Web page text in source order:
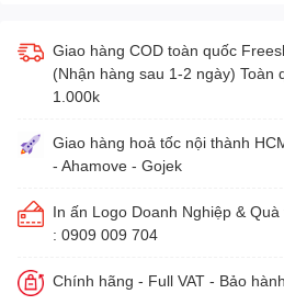
Giao hàng COD toàn quốc
(Nhận hàng sau 1-2 ngày) Toàn
1.000k
Giao hàng hoả tốc nội thành
- Ahamove - Gojek
In ấn Logo Doanh Nghiệp &
: 0909 009 704
Chính hãng - Full VAT - Bảo